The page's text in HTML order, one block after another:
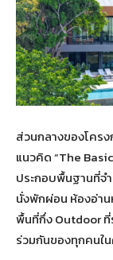
ส่วนกลางของโครง
แนวคิด “The
ประกอบพื้นฐานที่จ
นั่งพักผ่อน ห้องอ่าน
พื้นที่กึ่ง Outdoor
ร่วมกันของทุกคนใ